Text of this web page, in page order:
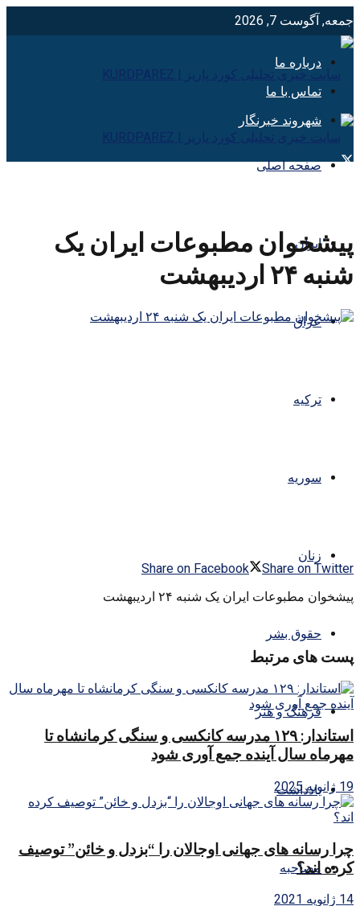
جمعه, آگوست 7, 2026
درباره ما
تماس با ما
شهروند خبرنگار
صفحه اصلی
ایران
عراق
ترکیه
سوریه
زنان
حقوق بشر
فرهنگ و هنر
یادداشت
مصاحبه
پیشخوان مطبوعات ایران یک
شنبه ۲۴ اردیبهشت
Share on Facebook
Share on Twitter
پیشخوان مطبوعات ایران یک شنبه ۲۴ اردیبهشت
پست های مرتبط
استاندار: ۱۲۹ مدرسه کانکسی و سنگی کرمانشاه تا
مهرماه سال آینده جمع آوری شود
19 ژانویه 2025
چرا رسانه های جهانی اوجالان را “بزدل و خائن” توصیف
کرده اند؟
14 ژانویه 2021